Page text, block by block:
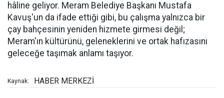
hâline geliyor. Meram Belediye Başkanı Mustafa
Kavuş'un da ifade ettiği gibi, bu çalışma yalnızca bir
çay bahçesinin yeniden hizmete girmesi değil;
Meram'ın kültürünü, geleneklerini ve ortak hafızasını
geleceğe taşımak anlamı taşıyor.
Kaynak: HABER MERKEZİ